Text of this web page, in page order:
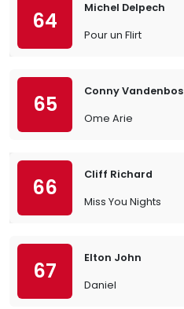
64
Michel Delpech
Pour un Flirt
65
Conny Vandenbos
Ome Arie
66
Cliff Richard
Miss You Nights
67
Elton John
Daniel